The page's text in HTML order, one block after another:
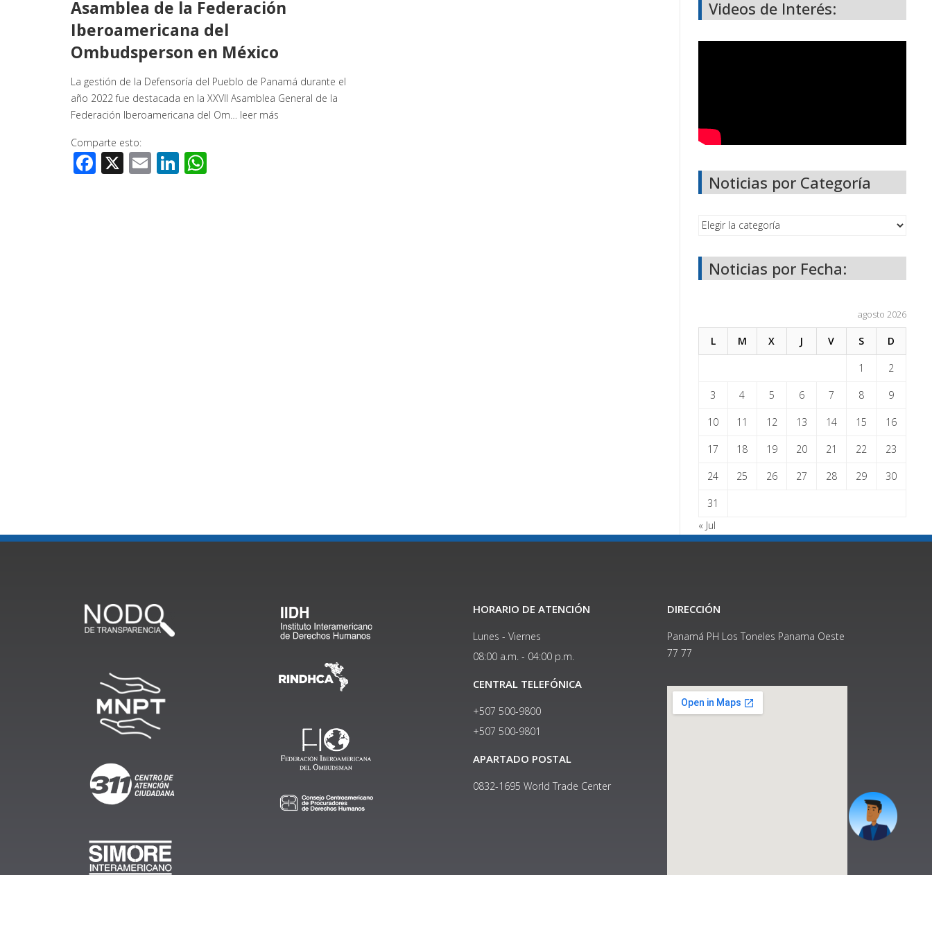
Asamblea de la Federación
Iberoamericana del
Ombudsperson en México
La gestión de la Defensoría del Pueblo de Panamá durante el
año 2022 fue destacada en la XXVII Asamblea General de la
Federación Iberoamericana del Om… leer más
Comparte esto:
Facebook
X EmailLinkedIn
Videos de Interés:
Noticias por Categoría
Noticias por Fecha:
agosto 2026
L M X J V S D
1 2
3 4 5 6 7 8 9
10 11 12 13 14 15 16
17 18 19 20 21 22 23
24 25 26 27 28 29 30
31
« Jul
HORARIO DE ATENCIÓN
Lunes - Viernes
08:00 a.m. - 04:00 p.m.
CENTRAL TELEFÓNICA
+507 500-9800
+507 500-9801​
APARTADO POSTAL
0832-1695 World Trade Center
DIRECCIÓN
Panamá PH Los Toneles Panama Oeste
77 77